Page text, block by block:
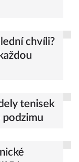
chvíli?
tenisek